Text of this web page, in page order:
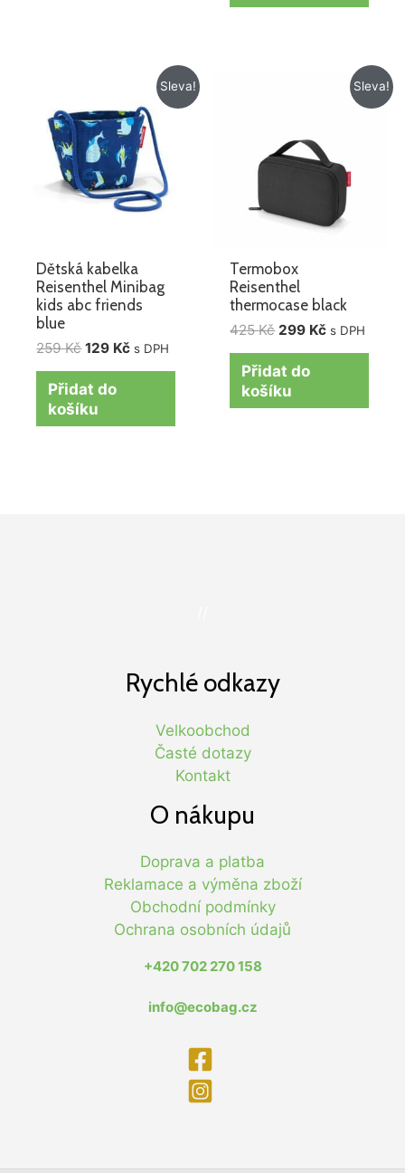
Sleva!
Dětská kabelka
Reisenthel Minibag
kids abc friends
blue
259Kč
byla:
259 Kč.
129 Kč
Aktuální
cena
je:
129 Kč.
s DPH
Přidat do
košíku
Sleva!
Termobox
Reisenthel
thermocase black
425Kč 299 Kč
Aktuální
cena
s DPH
Přidat do
košíku
Rychlé odkazy
Velkoobchod
Časté dotazy
Kontakt
O nákupu
Doprava a platba
Reklamace a výměna zboží
Obchodní podmínky
Ochrana osobních údajů
+420 702 270 158
info@ecobag.cz